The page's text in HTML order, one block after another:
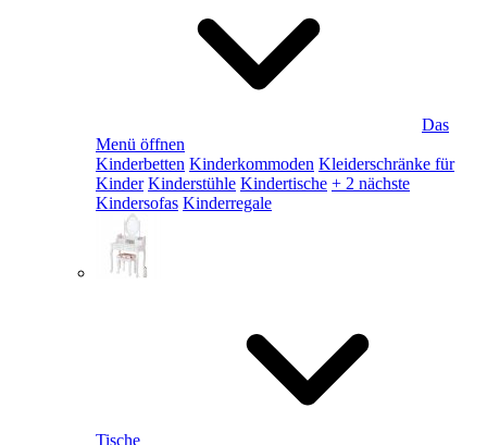
Das
Menü öffnen
Kinderbetten Kinderkommoden Kleiderschränke für
Kinder Kinderstühle Kindertische + 2 nächste
Kindersofas Kinderregale
Tische